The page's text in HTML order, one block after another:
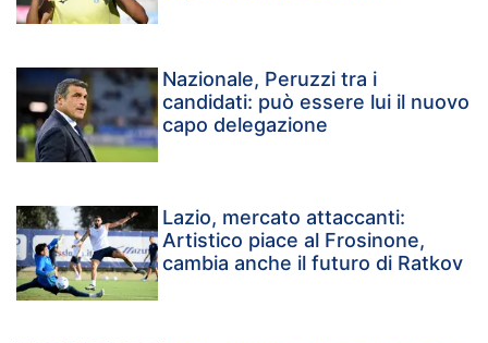
Nazionale, Peruzzi tra i
candidati: può essere lui il nuovo
capo delegazione
Lazio, mercato attaccanti:
Artistico piace al Frosinone,
cambia anche il futuro di Ratkov